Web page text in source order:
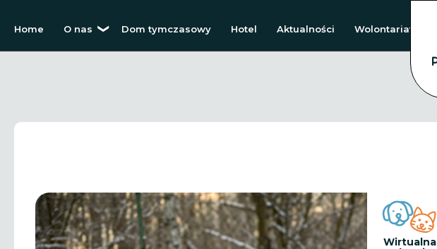
Home O nas Dom tymczasowy Hotel Aktualności Wolontariat
Wirtualna